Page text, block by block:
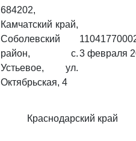
684202,
Камчатский край,
Соболевский
район, с.
Устьевое, ул.
Октябрьская, 4
3 февраля
Краснодарский край